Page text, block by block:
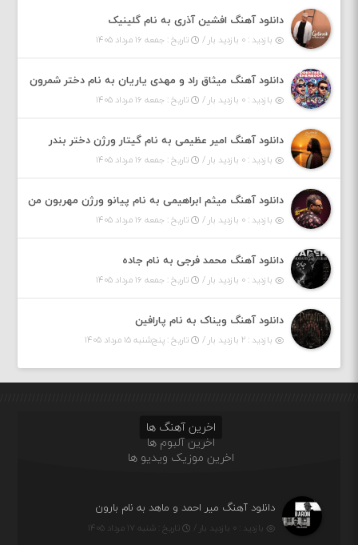
دانلود آهنگ افشین آذری به نام گلینیک
بازدید : ۰ بازدید بار / تاریخ : جمعه ۱۶ مرداد ۱۴۰۵
دانلود آهنگ میثاق راد و مهدی یاریان به نام دختر شمرون
بازدید : ۰ بازدید بار / تاریخ : جمعه ۱۶ مرداد ۱۴۰۵
دانلود آهنگ امیر عظیمی به نام گیتار ورژن دختر بندر
بازدید : ۰ بازدید بار / تاریخ : جمعه ۱۶ مرداد ۱۴۰۵
دانلود آهنگ میثم ابراهیمی به نام پیانو ورژن مهربون من
بازدید : ۰ بازدید بار / تاریخ : جمعه ۱۶ مرداد ۱۴۰۵
دانلود آهنگ محمد فرجی به نام جاده
بازدید : ۰ بازدید بار / تاریخ : جمعه ۱۶ مرداد ۱۴۰۵
دانلود آهنگ ویناک به نام پارافین
بازدید : ۲ بازدید بار / تاریخ : پنج‌شنبه ۱۵ مرداد ۱۴۰۵
اخرین آهنگ ها
اخرین آلبوم ها
اخرین موزیک ویدیو ها
دانلود آهنگ میر احمد و ماهد به نام بارون
بازدید : ۰ بازدید بار / تاریخ : شنبه ۱۷ مرداد ۱۴۰۵